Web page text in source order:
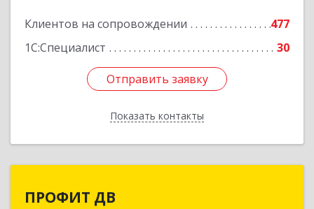
Клиентов на сопровождении
477
1С:Специалист
30
Отправить заявку
Показать контакты
Отправить заявку
Назад
ПРОФИТ ДВ